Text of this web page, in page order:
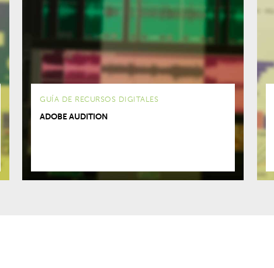
GUÍA DE RECURSOS DIGITALES
ADOBE AUDITION